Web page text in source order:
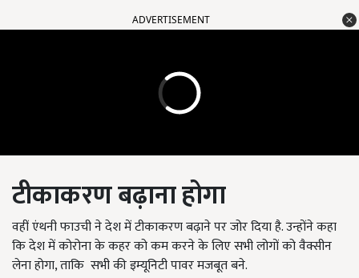
ADVERTISEMENT
टीकाकरण बढ़ाना होगा
वहीं एंथनी फाउची ने देश में टीकाकरण बढ़ाने पर जोर दिया है. उन्होंने कहा
कि देश में कोरोना के कहर को कम करने के लिए सभी लोगों को वैक्सीन
लेना होगा, ताकि सभी की इम्यूनिटी पावर मजबूत बने.